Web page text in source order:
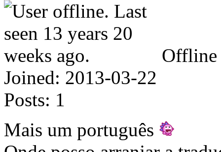
Offline
Joined: 2013-03-22
Posts: 1
Mais um português